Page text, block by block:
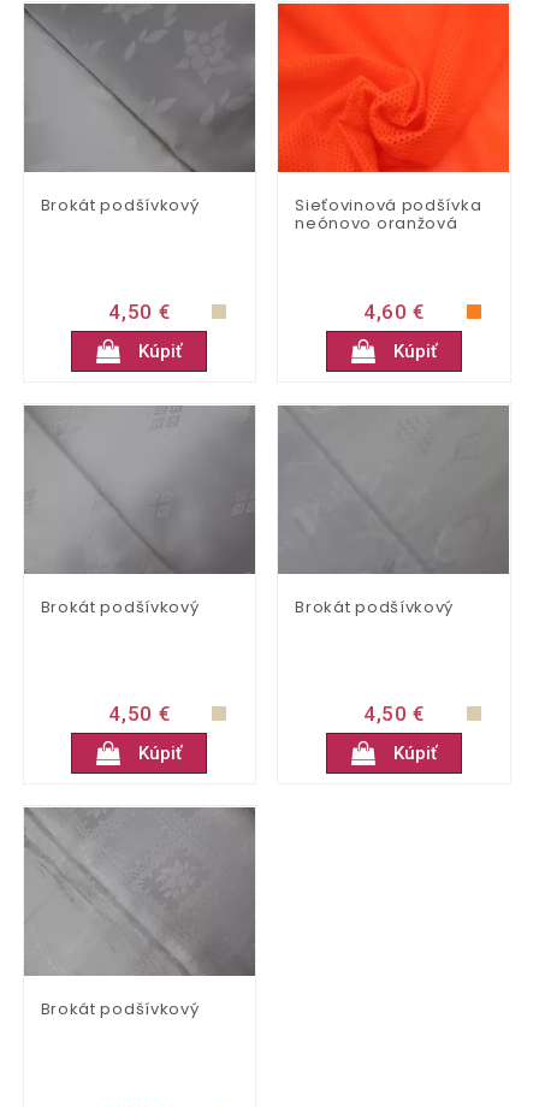
Brokát podšívkový
4,50 €
Kúpiť
Sieťovinová podšívka
neónovo oranžová
4,60 €
Kúpiť
Brokát podšívkový
4,50 €
Kúpiť
Brokát podšívkový
4,50 €
Kúpiť
Brokát podšívkový